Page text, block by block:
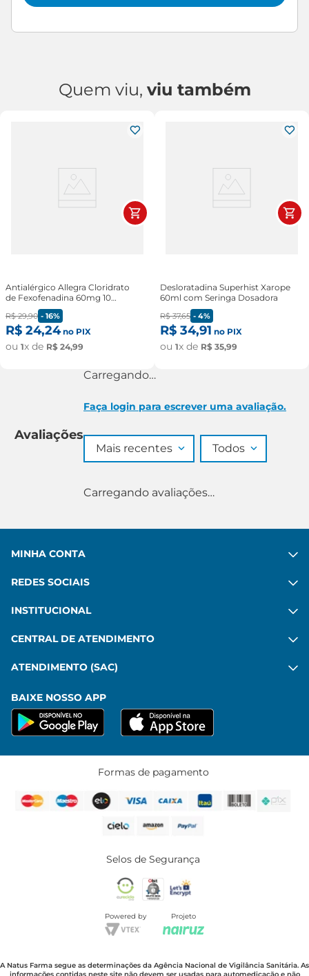
Quem viu, viu também
Antialérgico Allegra Cloridrato
de Fexofenadina 60mg 10
comprimidos
R$ 29,90 - 16%
R$ 24,24no PIX
ou 1x de R$ 24,99
Desloratadina Superhist Xarope
60ml com Seringa Dosadora
R$ 37,65 - 4%
R$ 34,91 no PIX
ou 1x de R$ 35,99
Avaliações
Carregando…
Faça login para escrever uma avaliação.
Mais recentes Todos
Carregando avaliações…
MINHA CONTA
REDES SOCIAIS
INSTITUCIONAL
CENTRAL DE ATENDIMENTO
ATENDIMENTO (SAC)
BAIXE NOSSO APP
Formas de pagamento
Selos de Segurança
Powered by Projeto
A Natus Farma segue as determinações da Agência Nacional de Vigilância Sanitária. As